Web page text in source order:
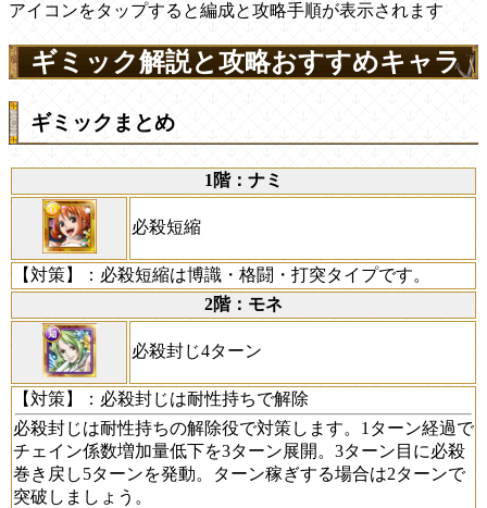
アイコンをタップすると編成と攻略手順が表示されます
ギミック解説と攻略おすすめキャラ
ギミックまとめ
1階：ナミ
必殺短縮
【対策】
：必殺短縮は博識・格闘・打突タイプです。
2階：モネ
必殺封じ4ターン
【対策】
：必殺封じは耐性持ちで解除
必殺封じは耐性持ちの解除役で対策します。1ターン経過で
チェイン係数増加量低下を3ターン展開。3ターン目に必殺
巻き戻し5ターンを発動。ターン稼ぎする場合は2ターンで
突破しましょう。